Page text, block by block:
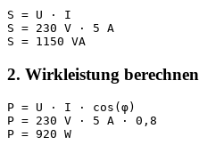
S = U · I
S = 230 V · 5 A
S = 1150 VA
2. Wirkleistung berechnen
P = U · I · cos(φ)
P = 230 V · 5 A · 0,8
P = 920 W